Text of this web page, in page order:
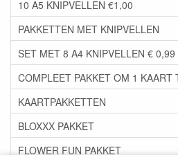
10 A5 KNIPVELLEN €1,00
PAKKETTEN MET KNIPVELLEN
SET MET 8 A4 KNIPVELLEN € 0,99
COMPLEET PAKKET OM 1 KAART
KAARTPAKKETTEN
BLOXXX PAKKET
FLOWER FUN PAKKET